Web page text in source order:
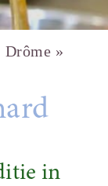
Drôme »
in